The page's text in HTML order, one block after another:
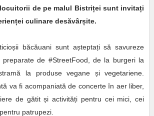
locuitorii de pe malul Bistriței sunt invitați
culinare desăvârșite.
băcăuani sunt așteptați să savureze
preparate de #StreetFood, de la burgeri la
la produse vegane și vegetariene.
va fi acompaniată de concerte în aer liber,
de gătit și activități pentru cei mici, cei
patrupezi.